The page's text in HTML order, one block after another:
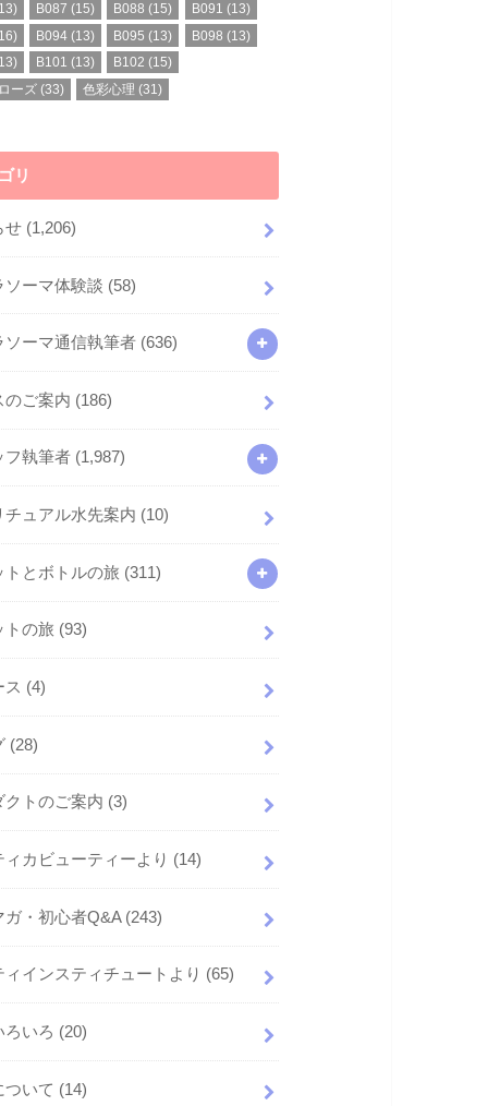
B087 (15) B088 (15) B091 (13)
B094 (13) B095 (13) B098 (13)
B101 (13) B102 (15)
ーズ (33) 色彩心理 (31)
リ
せ (1,206)
ソーマ体験談 (58)
ソーマ通信執筆者 (636)
のご案内 (186)
フ執筆者 (1,987)
チュアル水先案内 (10)
トとボトルの旅 (311)
トの旅 (93)
ス (4)
(28)
クトのご案内 (3)
ィカビューティーより (14)
ガ・初心者Q&A (243)
ィインスティチュートより (65)
ろいろ (20)
ついて (14)